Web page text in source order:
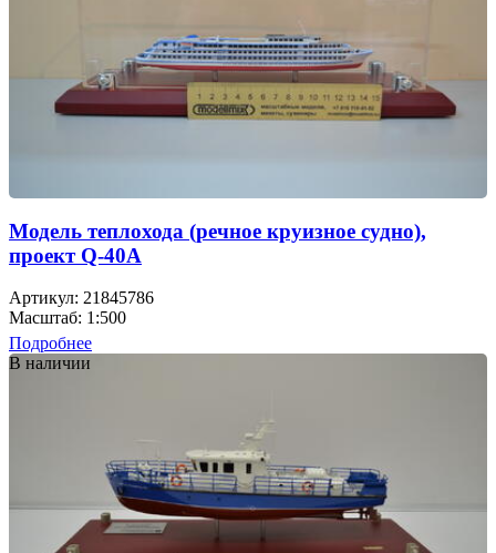
Модель теплохода (речное круизное судно),
проект Q-40A
Артикул: 21845786
Масштаб: 1:500
Подробнее
В наличии